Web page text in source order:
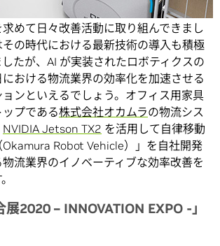
でも長年にわたって常により効率的な
めて日々改善活動に取り組んできまし
の時代における最新技術の導入も積極
たが、AI が実装されたロボティクスの
おける物流業界の効率化を加速させる
ンといえるでしょう。オフィス用家具
プである株式会社オカムラの物流シス
NVIDIA Jetson TX2 を活用して自律移動
Okamura Robot Vehicle）」を自社開発
流業界のイノベーティブな効率改善を
展2020 – INNOVATION EXPO -」